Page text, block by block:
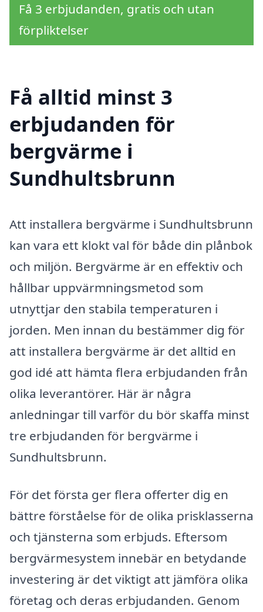
Få 3 erbjudanden, gratis och utan
förpliktelser
Få alltid minst 3
erbjudanden för
bergvärme i
Sundhultsbrunn
Att installera bergvärme i Sundhultsbrunn
kan vara ett klokt val för både din plånbok
och miljön. Bergvärme är en effektiv och
hållbar uppvärmningsmetod som
utnyttjar den stabila temperaturen i
jorden. Men innan du bestämmer dig för
att installera bergvärme är det alltid en
god idé att hämta flera erbjudanden från
olika leverantörer. Här är några
anledningar till varför du bör skaffa minst
tre erbjudanden för bergvärme i
Sundhultsbrunn.
För det första ger flera offerter dig en
bättre förståelse för de olika prisklasserna
och tjänsterna som erbjuds. Eftersom
bergvärmesystem innebär en betydande
investering är det viktigt att jämföra olika
företag och deras erbjudanden. Genom